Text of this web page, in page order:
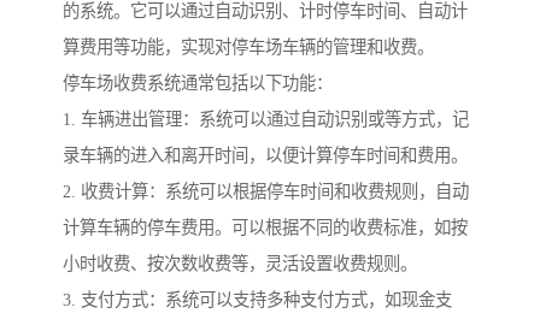
的系统。它可以通过自动识别、计时停车时间、自动计
算费用等功能，实现对停车场车辆的管理和收费。
停车场收费系统通常包括以下功能：
1. 车辆进出管理：系统可以通过自动识别或等方式，记
录车辆的进入和离开时间，以便计算停车时间和费用。
2. 收费计算：系统可以根据停车时间和收费规则，自动
计算车辆的停车费用。可以根据不同的收费标准，如按
小时收费、按次数收费等，灵活设置收费规则。
3. 支付方式：系统可以支持多种支付方式，如现金支